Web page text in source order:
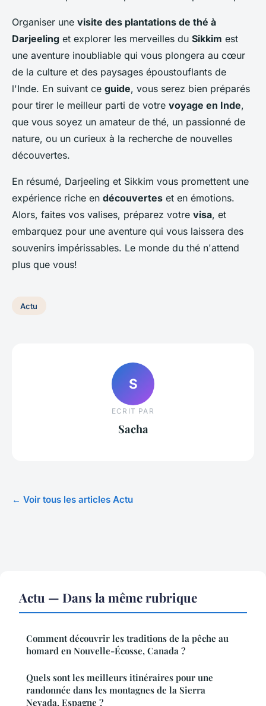
Organiser une visite des plantations de thé à
Darjeeling et explorer les merveilles du Sikkim est
une aventure inoubliable qui vous plongera au cœur
de la culture et des paysages époustouflants de
l'Inde. En suivant ce guide, vous serez bien préparés
pour tirer le meilleur parti de votre voyage en Inde,
que vous soyez un amateur de thé, un passionné de
nature, ou un curieux à la recherche de nouvelles
découvertes.
En résumé, Darjeeling et Sikkim vous promettent une
expérience riche en découvertes et en émotions.
Alors, faites vos valises, préparez votre visa, et
embarquez pour une aventure qui vous laissera des
souvenirs impérissables. Le monde du thé n'attend
plus que vous!
Actu
S
ECRIT PAR
Sacha
← Voir tous les articles Actu
Actu — Dans la même rubrique
Comment découvrir les traditions de la pêche au
homard en Nouvelle-Écosse, Canada ?
Quels sont les meilleurs itinéraires pour une
randonnée dans les montagnes de la Sierra
Nevada, Espagne ?